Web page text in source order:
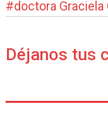
#doctora Graciela
Déjanos tus